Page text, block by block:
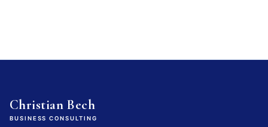
Christian Bech
BUSINESS CONSULTING